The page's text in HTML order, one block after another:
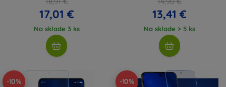
17,01 €
Na sklade 3 ks
13,41 €
Na sklade > 5 ks
-10% -10%